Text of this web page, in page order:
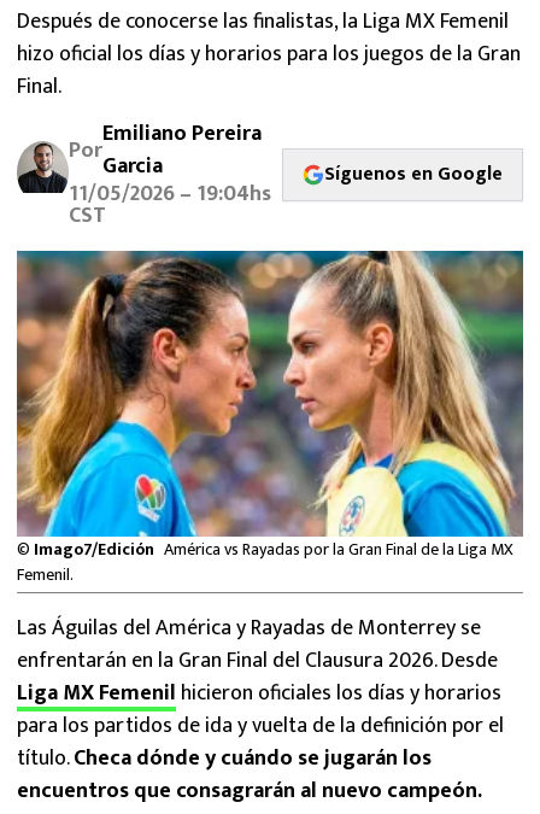
SELECCIÓN MEXICANA
FUTBOL INTERNACIONAL
MEXICANOS EN EL EXTRANJERO
FUTBOL ESTUFA
FÓRMULA 1
BOXEO
LIGA MX
NFL
Después de conocerse las finalistas, la Liga MX Femenil
hizo oficial los días y horarios para los juegos de la Gran
Final.
PorEmiliano Pereira
Garcia
11/05/2026 – 19:04hs
CST
Síguenos en Google
© Imago7/Edición América vs Rayadas por la Gran Final de la Liga MX
Femenil.
Las Águilas del América y Rayadas de Monterrey se
enfrentarán en la Gran Final del Clausura 2026. Desde
Liga MX Femenil hicieron oficiales los días y horarios
para los partidos de ida y vuelta de la definición por el
título.Checa dónde y cuándo se jugarán los
encuentros que consagrarán al nuevo campeón.